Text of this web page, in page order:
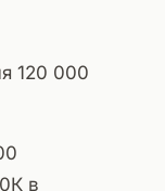
120 000
в